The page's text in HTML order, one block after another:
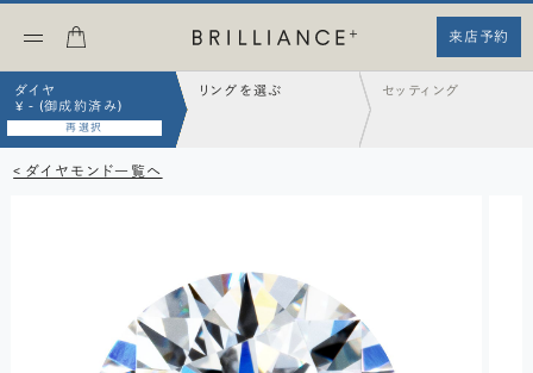
来店予約
ダイヤ
¥ - (御成約済み)
再選択
リングを選ぶ セッティング
< ダイヤモンド一覧へ